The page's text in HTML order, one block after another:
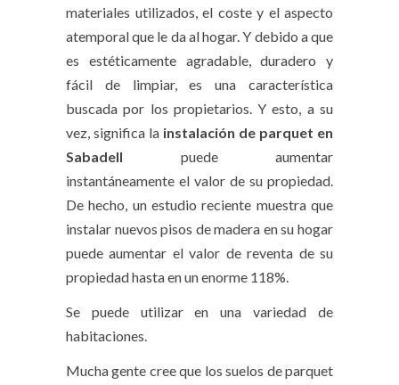
materiales utilizados, el coste y el aspecto
atemporal que le da al hogar. Y debido a que
es estéticamente agradable, duradero y
fácil de limpiar, es una característica
buscada por los propietarios. Y esto, a su
vez, significa la instalación de parquet en
Sabadell puede aumentar
instantáneamente el valor de su propiedad.
De hecho, un estudio reciente muestra que
instalar nuevos pisos de madera en su hogar
puede aumentar el valor de reventa de su
propiedad hasta en un enorme 118%.
Se puede utilizar en una variedad de
habitaciones.
Mucha gente cree que los suelos de parquet